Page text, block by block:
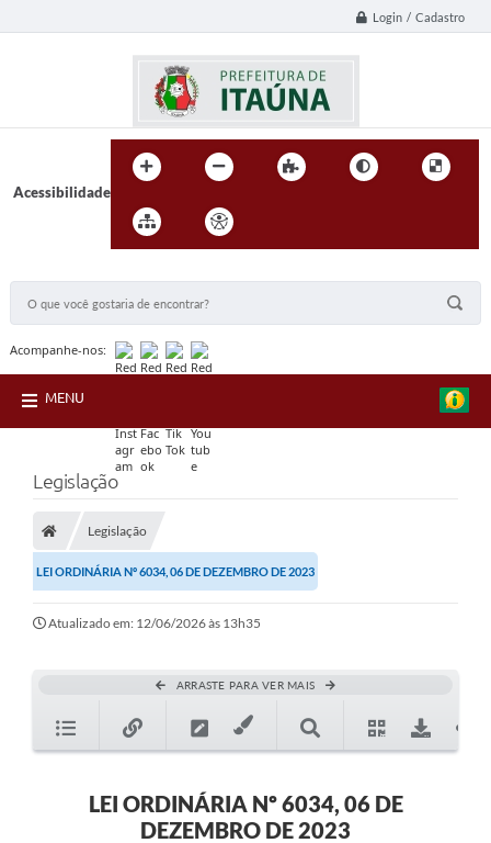
Login / Cadastro
Acessibilidade
Acompanhe-nos:
MENU
Legislação
Legislação
LEI ORDINÁRIA Nº 6034, 06 DE DEZEMBRO DE 2023
Atualizado em: 12/06/2026 às 13h35
ARRASTE PARA VER MAIS
LEI ORDINÁRIA Nº 6034, 06 DE
DEZEMBRO DE 2023